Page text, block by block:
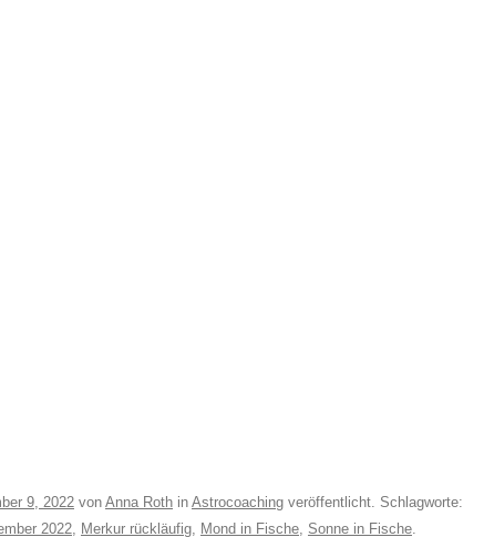
9, 2022 von Anna Roth in Astrocoaching veröffentlicht. Schlagworte:
2022, Merkur rückläufig, Mond in Fische, Sonne in Fische.